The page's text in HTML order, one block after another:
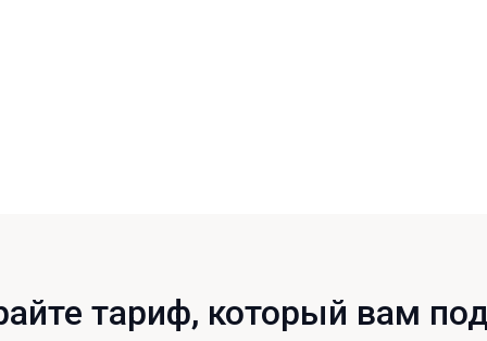
тариф, который вам